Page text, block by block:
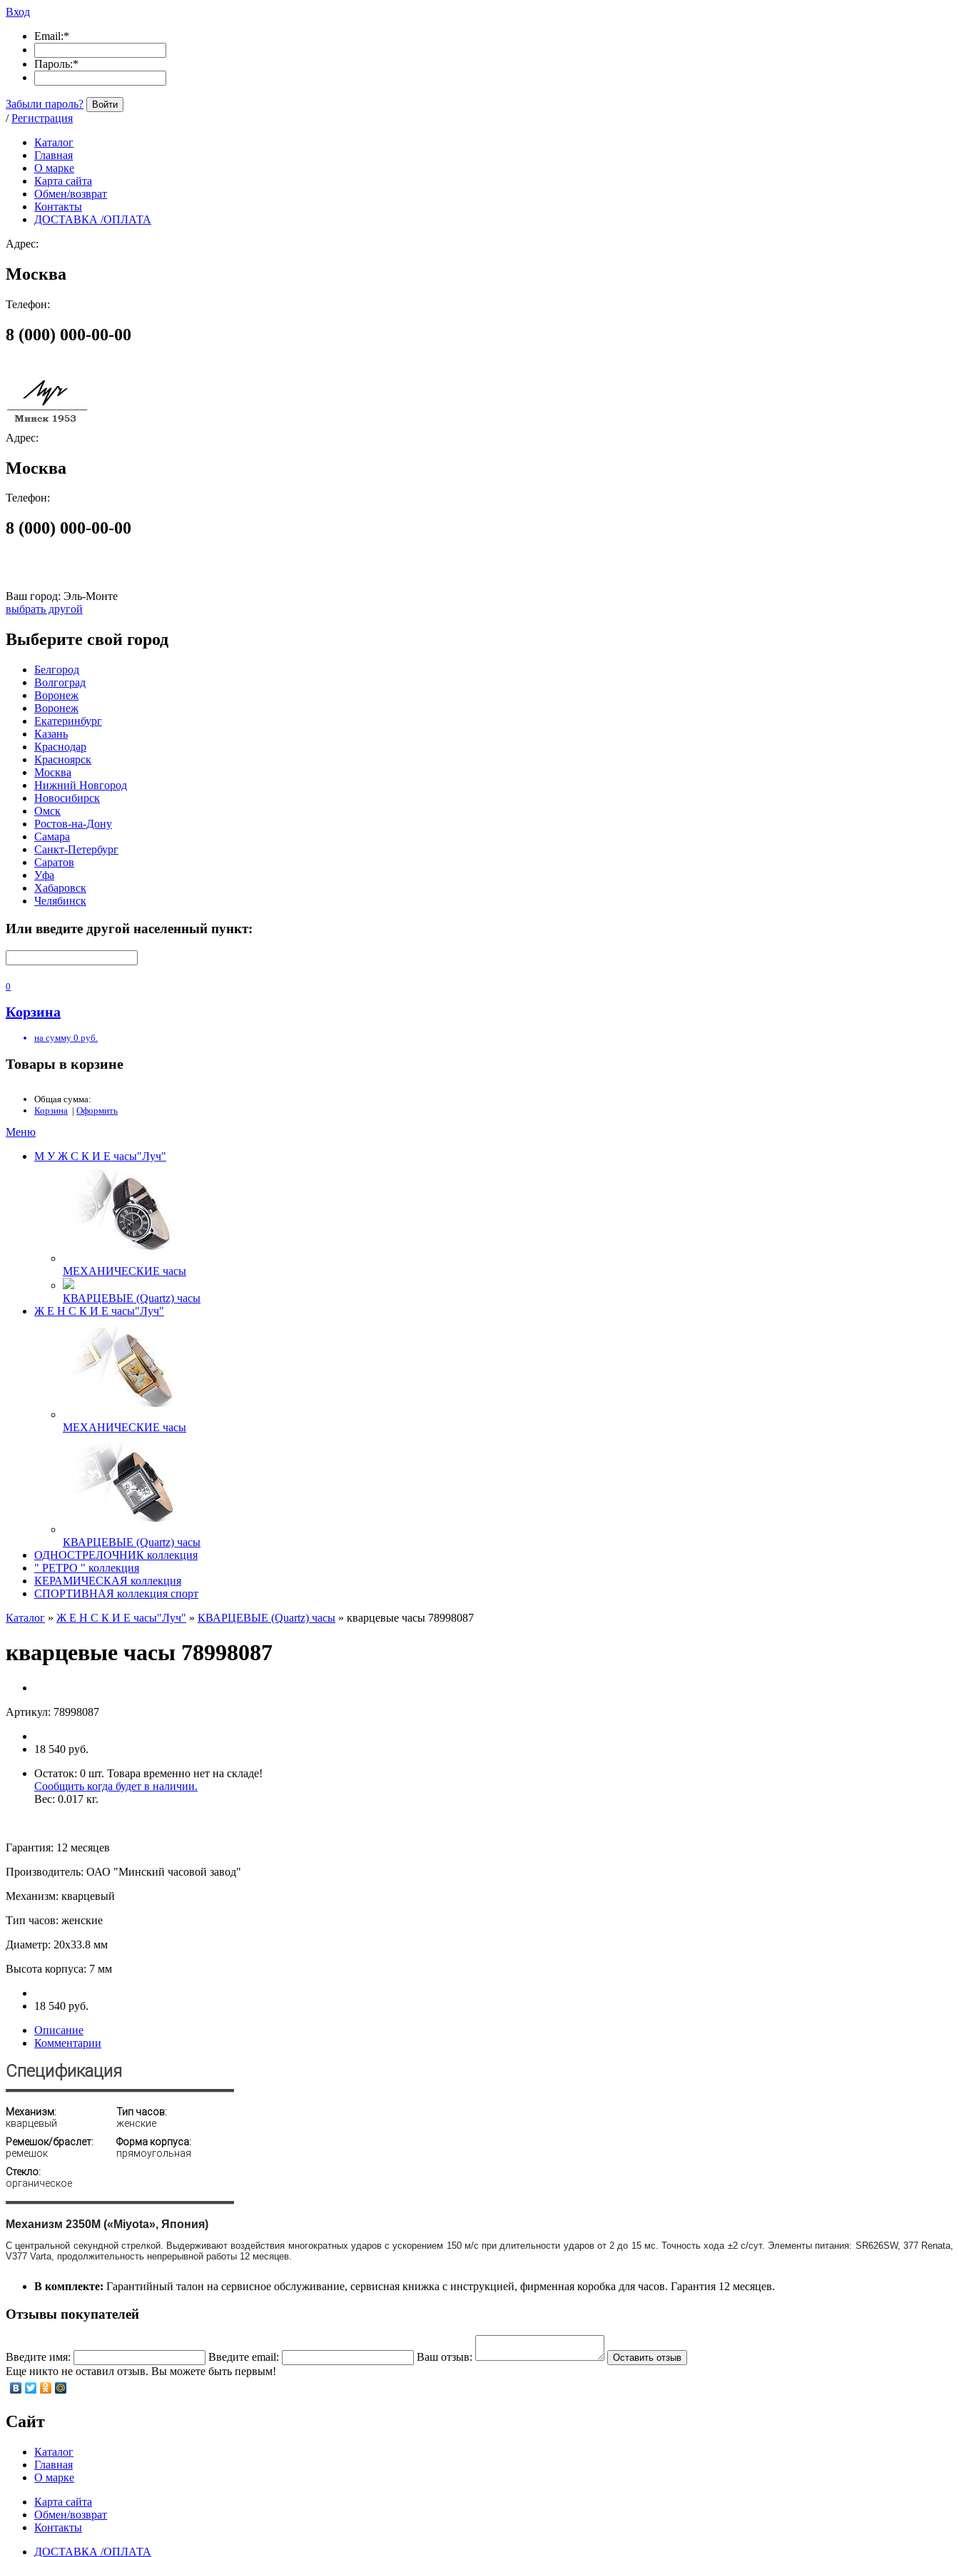
Вход
Email:*
Пароль:*
Забыли пароль? Войти
/ Регистрация
Каталог
Главная
О марке
Карта сайта
Обмен/возврат
Контакты
ДОСТАВКА /ОПЛАТА
Адрес:
Москва
Телефон:
8 (000) 000-00-00
Адрес:
Москва
Телефон:
8 (000) 000-00-00
Ваш город: Эль-Монте
выбрать другой
Выберите свой город
Белгород
Волгоград
Воронеж
Воронеж
Екатеринбург
Казань
Краснодар
Красноярск
Москва
Нижний Новгород
Новосибирск
Омск
Ростов-на-Дону
Самара
Санкт-Петербург
Саратов
Уфа
Хабаровск
Челябинск
Или введите другой населенный пункт:
0
Корзина
на сумму 0 руб.
Товары в корзине
Общая сумма:
Корзина | Оформить
Меню
М У Ж С К И Е часы"Луч"
МЕХАНИЧЕCКИЕ часы
КВАРЦЕВЫЕ (Quartz) часы
Ж Е Н С К И Е часы"Луч"
МЕХАНИЧЕСКИЕ часы
КВАРЦЕВЫЕ (Quartz) часы
ОДНОСТРЕЛОЧНИК коллекция
" РЕТРО " коллекция
КЕРАМИЧЕСКАЯ коллекция
СПОРТИВНАЯ коллекция спорт
Каталог » Ж Е Н С К И Е часы"Луч" » КВАРЦЕВЫЕ (Quartz) часы » кварцевые часы 78998087
кварцевые часы 78998087
Артикул: 78998087
18 540 руб.
Остаток: 0 шт. Товара временно нет на складе!
Сообщить когда будет в наличии.
Вес: 0.017 кг.
Гарантия: 12 месяцев
Производитель: ОАО "Минский часовой завод"
Механизм: кварцевый
Тип часов: женские
Диаметр: 20х33.8 мм
Высота корпуса: 7 мм
18 540 руб.
Описание
Комментарии
Спецификация
Механизм:
кварцевый
Тип часов:
женские
Ремешок/браслет:
ремешок
Форма корпуса:
прямоугольная
Стекло:
органическое
Механизм 2350М («Miyota», Япония)
С центральной секундной стрелкой. Выдерживают воздействия многократных ударов с ускорением 150 м/с при длительности ударов от 2 до 15 мс. Точность хода ±2 с/сут. Элементы питания: SR626SW, 377 Renata,
V377 Varta, продолжительность непрерывной работы 12 месяцев.
В комплекте: Гарантийный талон на сервисное обслуживание, сервисная книжка с инструкцией, фирменная коробка для часов. Гарантия 12 месяцев.
Отзывы покупателей
Введите имя: Введите email: Ваш отзыв: Оставить отзыв
Еще никто не оставил отзыв. Вы можете быть первым!
Сайт
Каталог
Главная
О марке
Карта сайта
Обмен/возврат
Контакты
ДОСТАВКА /ОПЛАТА